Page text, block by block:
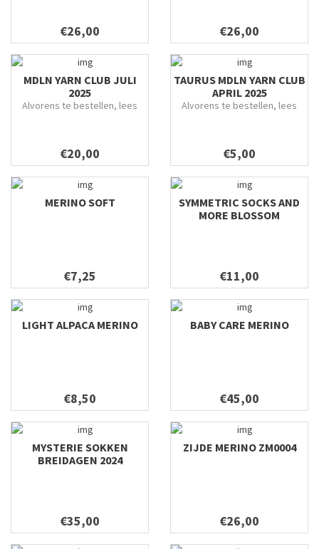
€26,00 €26,00
MDLN YARN CLUB JULI
2025
Alvorens te bestellen, lees
€20,00
TAURUS MDLN YARN CLUB
APRIL 2025
Alvorens te bestellen, lees
€5,00
MERINO SOFT
€7,25
SYMMETRIC SOCKS AND
MORE BLOSSOM
€11,00
LIGHT ALPACA MERINO
€8,50
BABY CARE MERINO
€45,00
MYSTERIE SOKKEN
BREIDAGEN 2024
€35,00
ZIJDE MERINO ZM0004
€26,00